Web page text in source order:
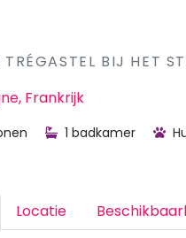
BIJ HET
Frankrijk
1 badkamer
Locatie